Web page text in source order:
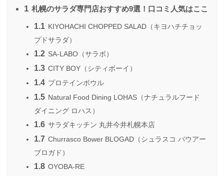
1 札幌のサラダ専門店おすすめ9選！口コミ人気はここ
1.1 KIYOHACHI CHOPPED SALAD（キヨハチチョッ
プドサラダ）
1.2 SA-LABO（サラボ）
1.3 CITY BOY（シティボーイ）
1.4 プロテインボウル
1.5 Natural Food Dining LOHAS（ナチュラルフード
ダイニング ロハス）
1.6 サラダキッチン 丸井今井札幌本店
1.7 Churrasco Bower BLOGAD（シュラスコ バウアー
ブロガド）
1.8 OYOBA-RE